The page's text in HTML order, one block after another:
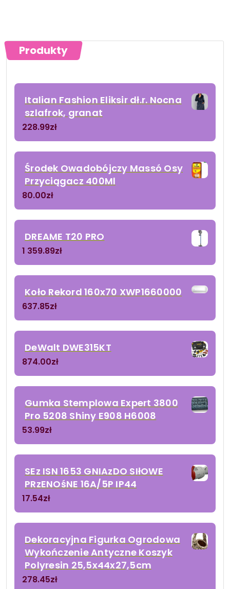
Produkty
Italian Fashion Eliksir dł.r. Nocna
szlafrok, granat
228.99zł
Środek Owadobójczy Massó Osy
Przyciągacz 400Ml
80.00zł
DREAME T20 PRO
1 359.89zł
Koło Rekord 160x70 XWP1660000
637.85zł
DeWalt DWE315KT
874.00zł
Gumka Stemplowa Expert 3800
Pro 5208 Shiny E908 H6008
53.99zł
SEz ISN 1653 GNIAzDO SIłOWE
PRzENOśNE 16A/5P IP44
17.54zł
Dekoracyjna Figurka Ogrodowa
Wykończenie Antyczne Koszyk
Polyresin 25,5x44x27,5cm
278.45zł